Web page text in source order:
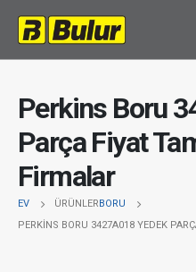
Perkins Boru
Parça Fiyat
Firmalar
EV ÜRÜNLERBORU
PERKINS BORU 3427A018 YEDEK